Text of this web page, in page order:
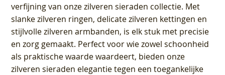
verfijning van onze zilveren sieraden collectie. Met
slanke zilveren ringen, delicate zilveren kettingen en
stijlvolle zilveren armbanden, is elk stuk met precisie
en zorg gemaakt. Perfect voor wie zowel schoonheid
als praktische waarde waardeert, bieden onze
zilveren sieraden elegantie tegen een toegankelijke